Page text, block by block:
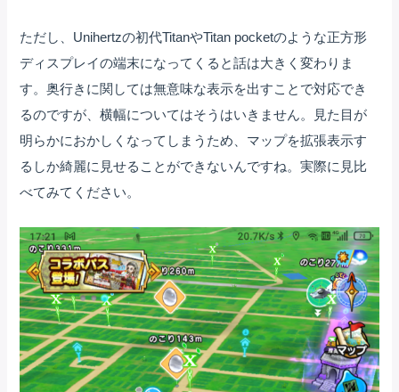
ただし、Unihertzの初代TitanやTitan pocketのような正方形
ディスプレイの端末になってくると話は大きく変わりま
す。奥行きに関しては無意味な表示を出すことで対応でき
るのですが、横幅についてはそうはいきません。見た目が
明らかにおかしくなってしまうため、マップを拡張表示す
るしか綺麗に見せることができないんですね。実際に見比
べてみてください。